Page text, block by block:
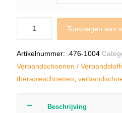
Toevoegen aan
Artikelnummer: .476-1004
Verbandschoenen /
therapieschoenen
Beschrijving